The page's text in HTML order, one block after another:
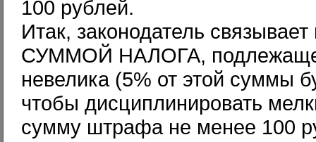
100 рублей.
Итак, законодатель
СУММОЙ НАЛОГА,
невелика (5% от этой суммы
чтобы дисциплинировать
сумму штрафа не менее 100